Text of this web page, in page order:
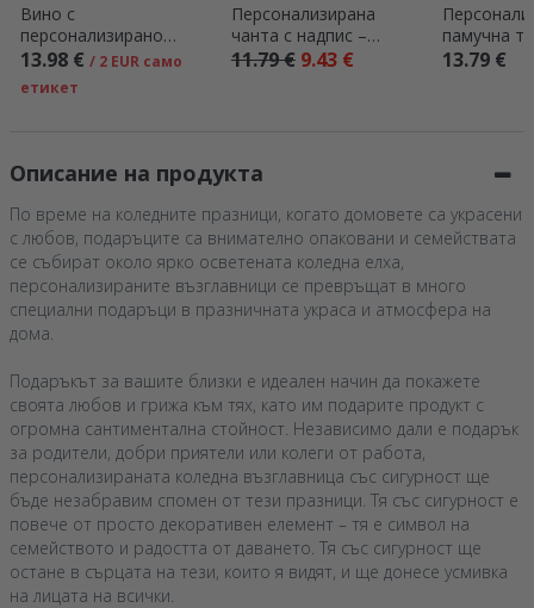
Вино с
персонализирано
послание – „Mrs & Mr“
13.98 € / 2 EUR само
етикет
Персонализирана
чанта с надпис –
Festival good vibes
11.79 €9.43 €
памучна
надпис –
13.79 €
Описание на продукта
По време на коледните празници, когато домовете са украсени
с любов, подаръците са внимателно опаковани и семействата
се събират около ярко осветената коледна елха,
персонализираните възглавници се превръщат в много
специални подаръци в празничната украса и атмосфера на
дома.
Подаръкът за вашите близки е идеален начин да покажете
своята любов и грижа към тях, като им подарите продукт с
огромна сантиментална стойност. Независимо дали е подарък
за родители, добри приятели или колеги от работа,
персонализираната коледна възглавница със сигурност ще
бъде незабравим спомен от тези празници. Тя със сигурност е
повече от просто декоративен елемент – тя е символ на
семейството и радостта от даването. Тя със сигурност ще
остане в сърцата на тези, които я видят, и ще донесе усмивка
на лицата на всички.